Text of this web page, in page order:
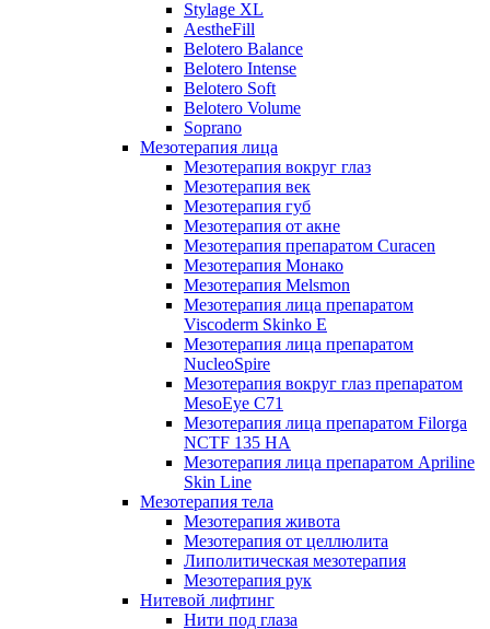
Stylage XL
AestheFill
Belotero Balance
Belotero Intense
Belotero Soft
Belotero Volume
Soprano
Мезотерапия лица
Мезотерапия вокруг глаз
Мезотерапия век
Мезотерапия губ
Мезотерапия от акне
Мезотерапия препаратом Curacen
Мезотерапия Монако
Мезотерапия Melsmon
Мезотерапия лица препаратом
Viscoderm Skinko E
Мезотерапия лица препаратом
NucleoSpire
Мезотерапия вокруг глаз препаратом
MesoEye С71
Мезотерапия лица препаратом Filorga
NCTF 135 HA
Мезотерапия лица препаратом Apriline
Skin Line
Мезотерапия тела
Мезотерапия живота
Мезотерапия от целлюлита
Липолитическая мезотерапия
Мезотерапия рук
Нитевой лифтинг
Нити под глаза